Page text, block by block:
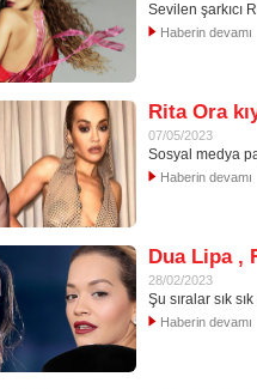
Sevilen şarkıcı
Haberin devamı
Rita Ora
07/05/2023
Sosyal medya
Haberin devamı
Dua Lipa ,
28/02/2023
Şu sıralar sık
Haberin devamı